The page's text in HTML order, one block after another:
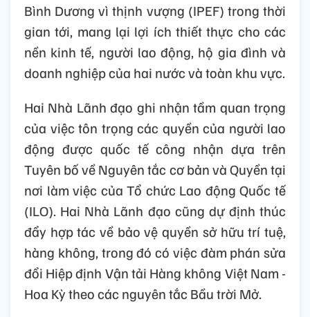
Bình Dương vì thịnh vượng (IPEF) trong thời
gian tới, mang lại lợi ích thiết thực cho các
nền kinh tế, người lao động, hộ gia đình và
doanh nghiệp của hai nước và toàn khu vực.
Hai Nhà Lãnh đạo ghi nhận tầm quan trọng
của việc tôn trọng các quyền của người lao
động được quốc tế công nhận dựa trên
Tuyên bố về Nguyên tắc cơ bản và Quyền tại
nơi làm việc của Tổ chức Lao động Quốc tế
(ILO). Hai Nhà Lãnh đạo cũng dự định thúc
đẩy hợp tác về bảo vệ quyền sở hữu trí tuệ,
hàng không, trong đó có việc đàm phán sửa
đổi Hiệp định Vận tải Hàng không Việt Nam -
Hoa Kỳ theo các nguyên tắc Bầu trời Mở.